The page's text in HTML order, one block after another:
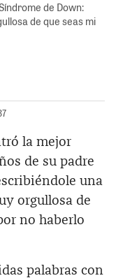
de Down:
de que seas mi
la mejor
de su padre
una
orgullosa de
no haberlo
palabras con